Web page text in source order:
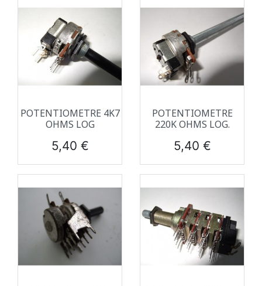
POTENTIOMETRE 4K7
OHMS LOG
Prix
5,40 €
POTENTIOMETRE
220K OHMS LOG.
Prix
5,40 €